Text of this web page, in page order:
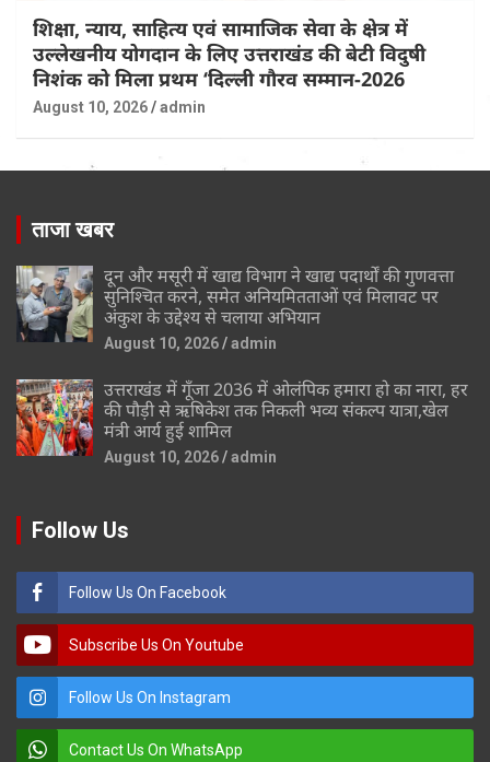
शिक्षा, न्याय, साहित्य एवं सामाजिक सेवा के क्षेत्र में
उल्लेखनीय योगदान के लिए उत्तराखंड की बेटी विदुषी
निशंक को मिला प्रथम ‘दिल्ली गौरव सम्मान-2026
August 10, 2026 admin
ताजा खबर
दून और मसूरी में खाद्य विभाग ने खाद्य पदार्थों की गुणवत्ता
सुनिश्चित करने, समेत अनियमितताओं एवं मिलावट पर
अंकुश के उद्देश्य से चलाया अभियान
August 10, 2026 admin
उत्तराखंड में गूँजा 2036 में ओलंपिक हमारा हो का नारा, हर
की पौड़ी से ऋषिकेश तक निकली भव्य संकल्प यात्रा,खेल
मंत्री आर्य हुई शामिल
August 10, 2026 admin
Follow Us
Follow Us On Facebook
Subscribe Us On Youtube
Follow Us On Instagram
Contact Us On WhatsApp